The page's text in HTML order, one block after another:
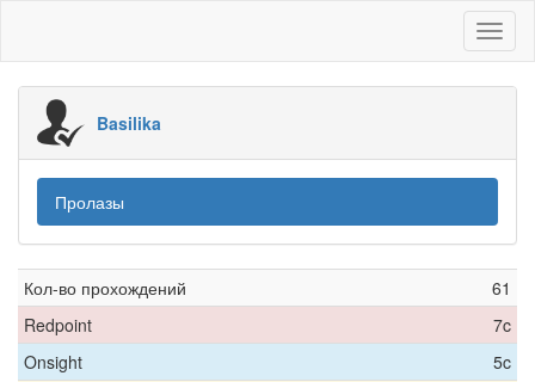
Basilika
Пролазы
Кол-во прохождений
61
Redpoint
7c
Onsight
5c